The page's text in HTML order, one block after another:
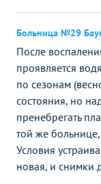
Больница №29
После
проявляется
по сезонам
состояния, но
пренебрегать
той же больнице,
Условия
новая, и снимки